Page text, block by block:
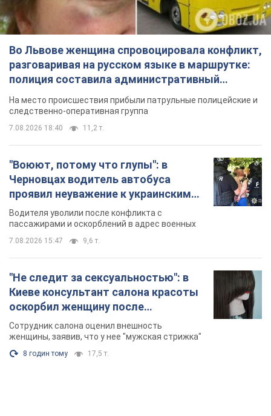
Во Львове женщина спровоцировала конфликт,
разговаривая на русском языке в маршрутке:
полиция составила административный
протокол. Видео
На место происшествия прибыли патрульные полицейские и
следственно-оперативная группа
7.08.2026 18:40 11,2 т.
"Воюют, потому что глупы": в
Черновцах водитель автобуса
проявил неуважение к украинским
военным и поплатился за это.
Видео
Водителя уволили после конфликта с
пассажирами и оскорблений в адрес военных
7.08.2026 15:47 9,6 т.
"Не следит за сексуальностью": в
Киеве консультант салона красоты
оскорбил женщину после
химиотерапии, разгорелся скандал.
Фото
Сотрудник салона оценил внешность
женщины, заявив, что у нее "мужская стрижка"
8 годин тому 17,5 т.